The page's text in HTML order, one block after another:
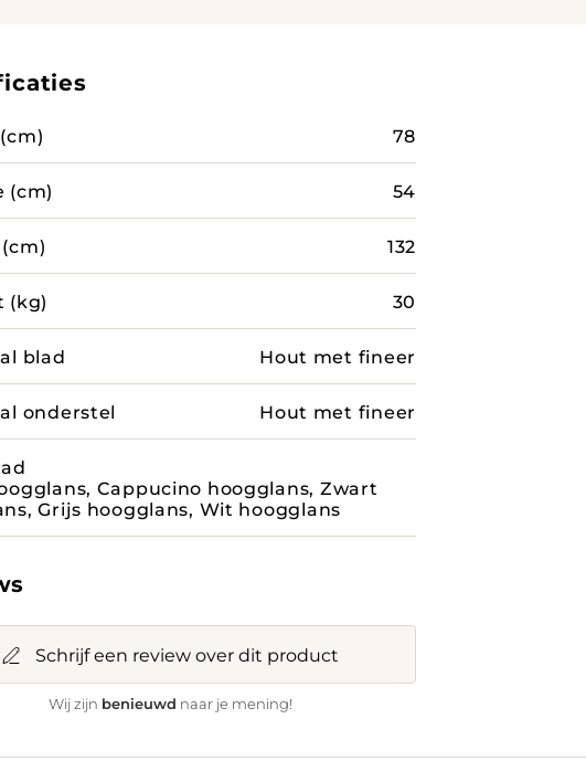
78
(cm) 54
132
(kg) 30
blad Hout met fineer
onderstel Hout met fineer
Cappucino hoogglans, Zwart
Grijs hoogglans, Wit hoogglans
Schrijf een review over dit product
Wij zijn benieuwd naar je mening!